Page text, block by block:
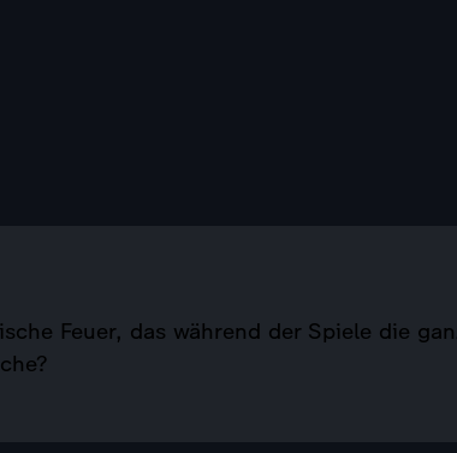
Feuer, das während der Spiele die